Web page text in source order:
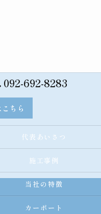
092-692-8283
ちら
代表あいさつ
施工事例
当社の特徴
カーポート